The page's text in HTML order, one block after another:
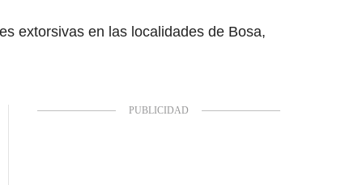
extorsivas en las localidades de Bosa,